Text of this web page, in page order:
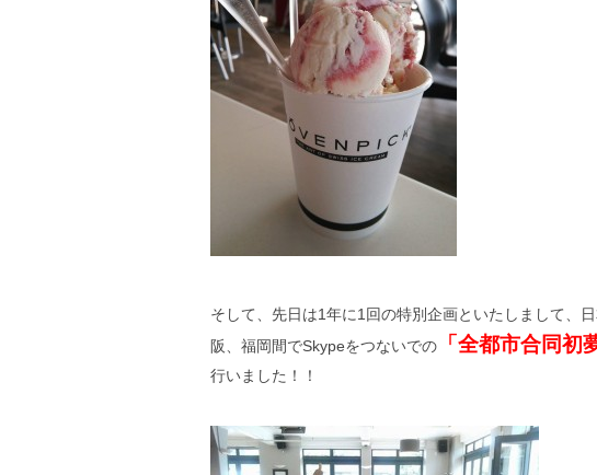
そして、先日は1年に1回の特別企画といたしまして、
阪、福岡間でSkypeをつないでの
「全都市合同初
行いました！！